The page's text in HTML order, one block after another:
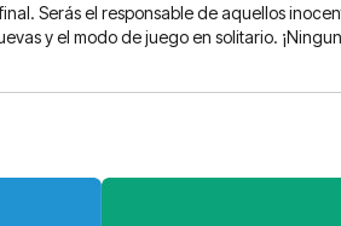
Serás el responsable de aquellos
y el modo de juego en solitario.